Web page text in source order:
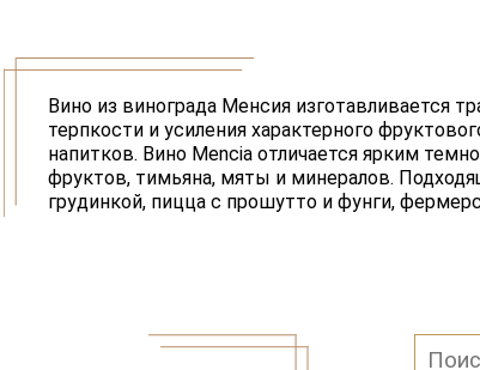
Вино из винограда Менсия изготавливается
терпкости и усиления характерного
напитков. Вино Mencia отличается ярким
фруктов, тимьяна, мяты и минералов.
грудинкой, пицца с прошутто и фунги,